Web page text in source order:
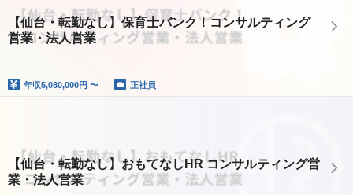
【仙台・転勤なし】保育士バンク！コンサルティング
営業・法人営業
年収5,080,000円 〜 正社員
【仙台・転勤なし】おもてなしHR コンサルティング営
業・法人営業